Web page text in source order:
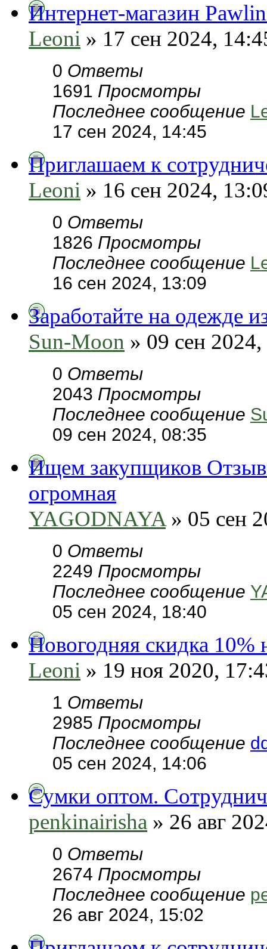
Интернет-магазин
Leoni » 17 сен 2024,
0 Ответы
1691 Просмотры
Последнее сообщение
17 сен 2024, 14:45
Приглашаем к
Leoni » 16 сен 2024,
0 Ответы
1826 Просмотры
Последнее сообщение
16 сен 2024, 13:09
Заработайте на одежде
Sun-Moon » 09 сен
0 Ответы
2043 Просмотры
Последнее сообщение
09 сен 2024, 08:35
Ищем закупщиков
огромная
YAGODNAYA» 05 сен
0 Ответы
2249 Просмотры
Последнее сообщение
05 сен 2024, 18:40
Новогодняя скидка 10%
Leoni » 19 ноя 2020,
1 Ответы
2985 Просмотры
Последнее сообщение
05 сен 2024, 14:06
Сумки оптом.
penkinairisha » 26 авг
0 Ответы
2674 Просмотры
Последнее сообщение
26 авг 2024, 15:02